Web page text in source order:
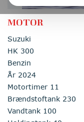
MOTOR
Suzuki
HK 300
Benzin
År 2024
Motortimer 11
Brændstoftank 230
Vandtank 100